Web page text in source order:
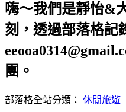
嗨～我們是靜怡&
刻，透過部落格記
團。
部落格全站分類： 休閒旅遊